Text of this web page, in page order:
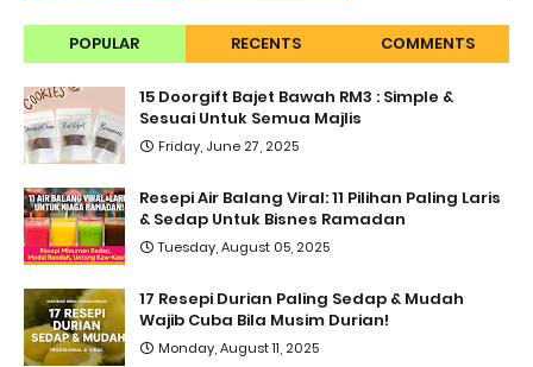
POPULAR RECENTS COMMENTS
15 Doorgift Bajet Bawah RM3 : Simple &
Sesuai Untuk Semua Majlis
Friday, June 27, 2025
Resepi Air Balang Viral: 11 Pilihan Paling Laris
& Sedap Untuk Bisnes Ramadan
Tuesday, August 05, 2025
17 Resepi Durian Paling Sedap & Mudah
Wajib Cuba Bila Musim Durian!
Monday, August 11, 2025